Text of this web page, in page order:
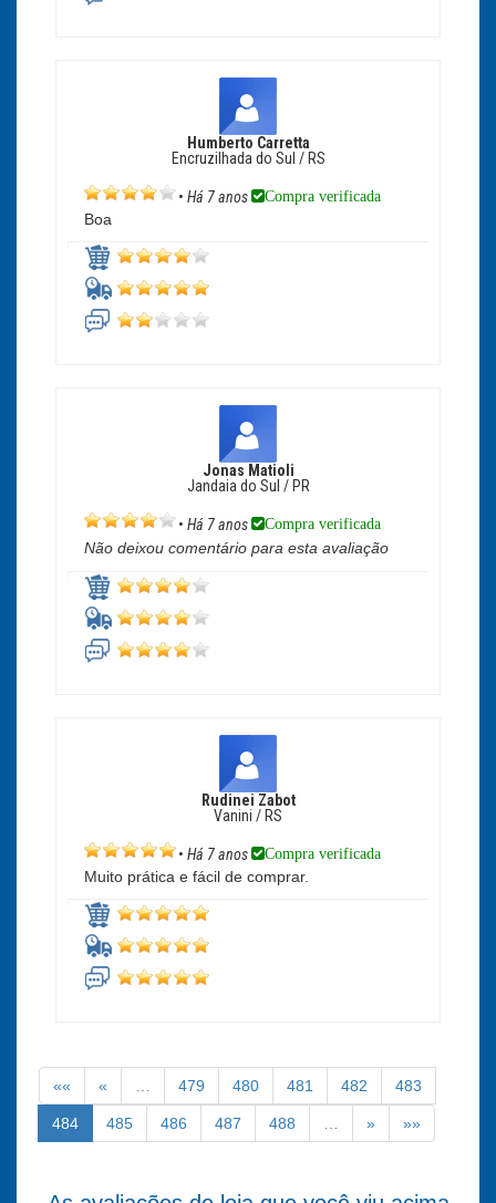
Humberto Carretta
Encruzilhada do Sul / RS
• Há 7 anos Compra verificada
Boa
Jonas Matioli
Jandaia do Sul / PR
• Há 7 anos Compra verificada
Não deixou comentário para esta avaliação
Rudinei Zabot
Vanini / RS
• Há 7 anos Compra verificada
Muito prática e fácil de comprar.
«« « 479 480 481 482 483
484 485 486 487 488 » »»